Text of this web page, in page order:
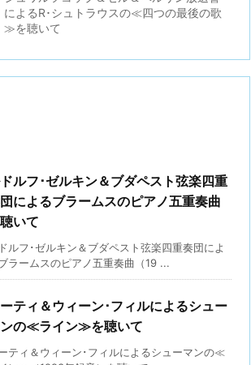
によるR･シュトラウスの≪四つの最後の歌
≫を聴いて
ルフ･ゼルキン＆ブダペスト弦楽四重
によるブラームスのピアノ五重奏曲
いて
ルフ･ゼルキン＆ブダペスト弦楽四重奏団によ
ラームスのピアノ五重奏曲（19 ...
ティ＆ウィーン･フィルによるシュー
の≪ライン≫を聴いて
ティ＆ウィーン･フィルによるシューマンの≪